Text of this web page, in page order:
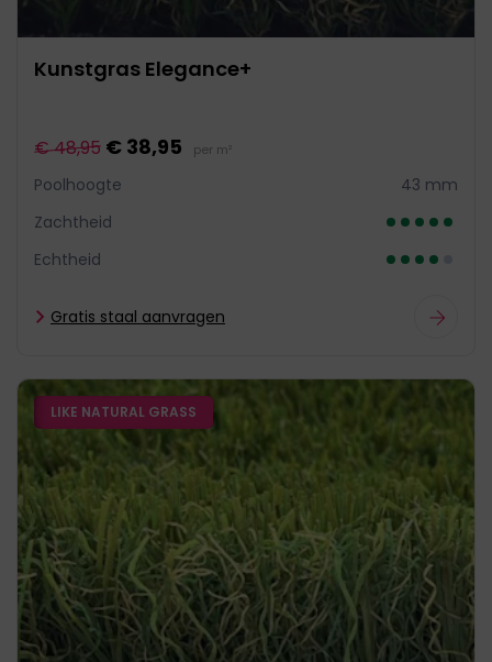
Kunstgras Elegance+
€ 48,95 € 38,95 per m²
Poolhoogte
43 mm
Zachtheid
Echtheid
Gratis staal aanvragen
LIKE NATURAL GRASS